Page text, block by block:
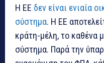
Η ΕΕ δεν είναι ενιαία
σύστημα. Η ΕΕ
κράτη-μέλη, το καθένα
σύστημα. Παρά την